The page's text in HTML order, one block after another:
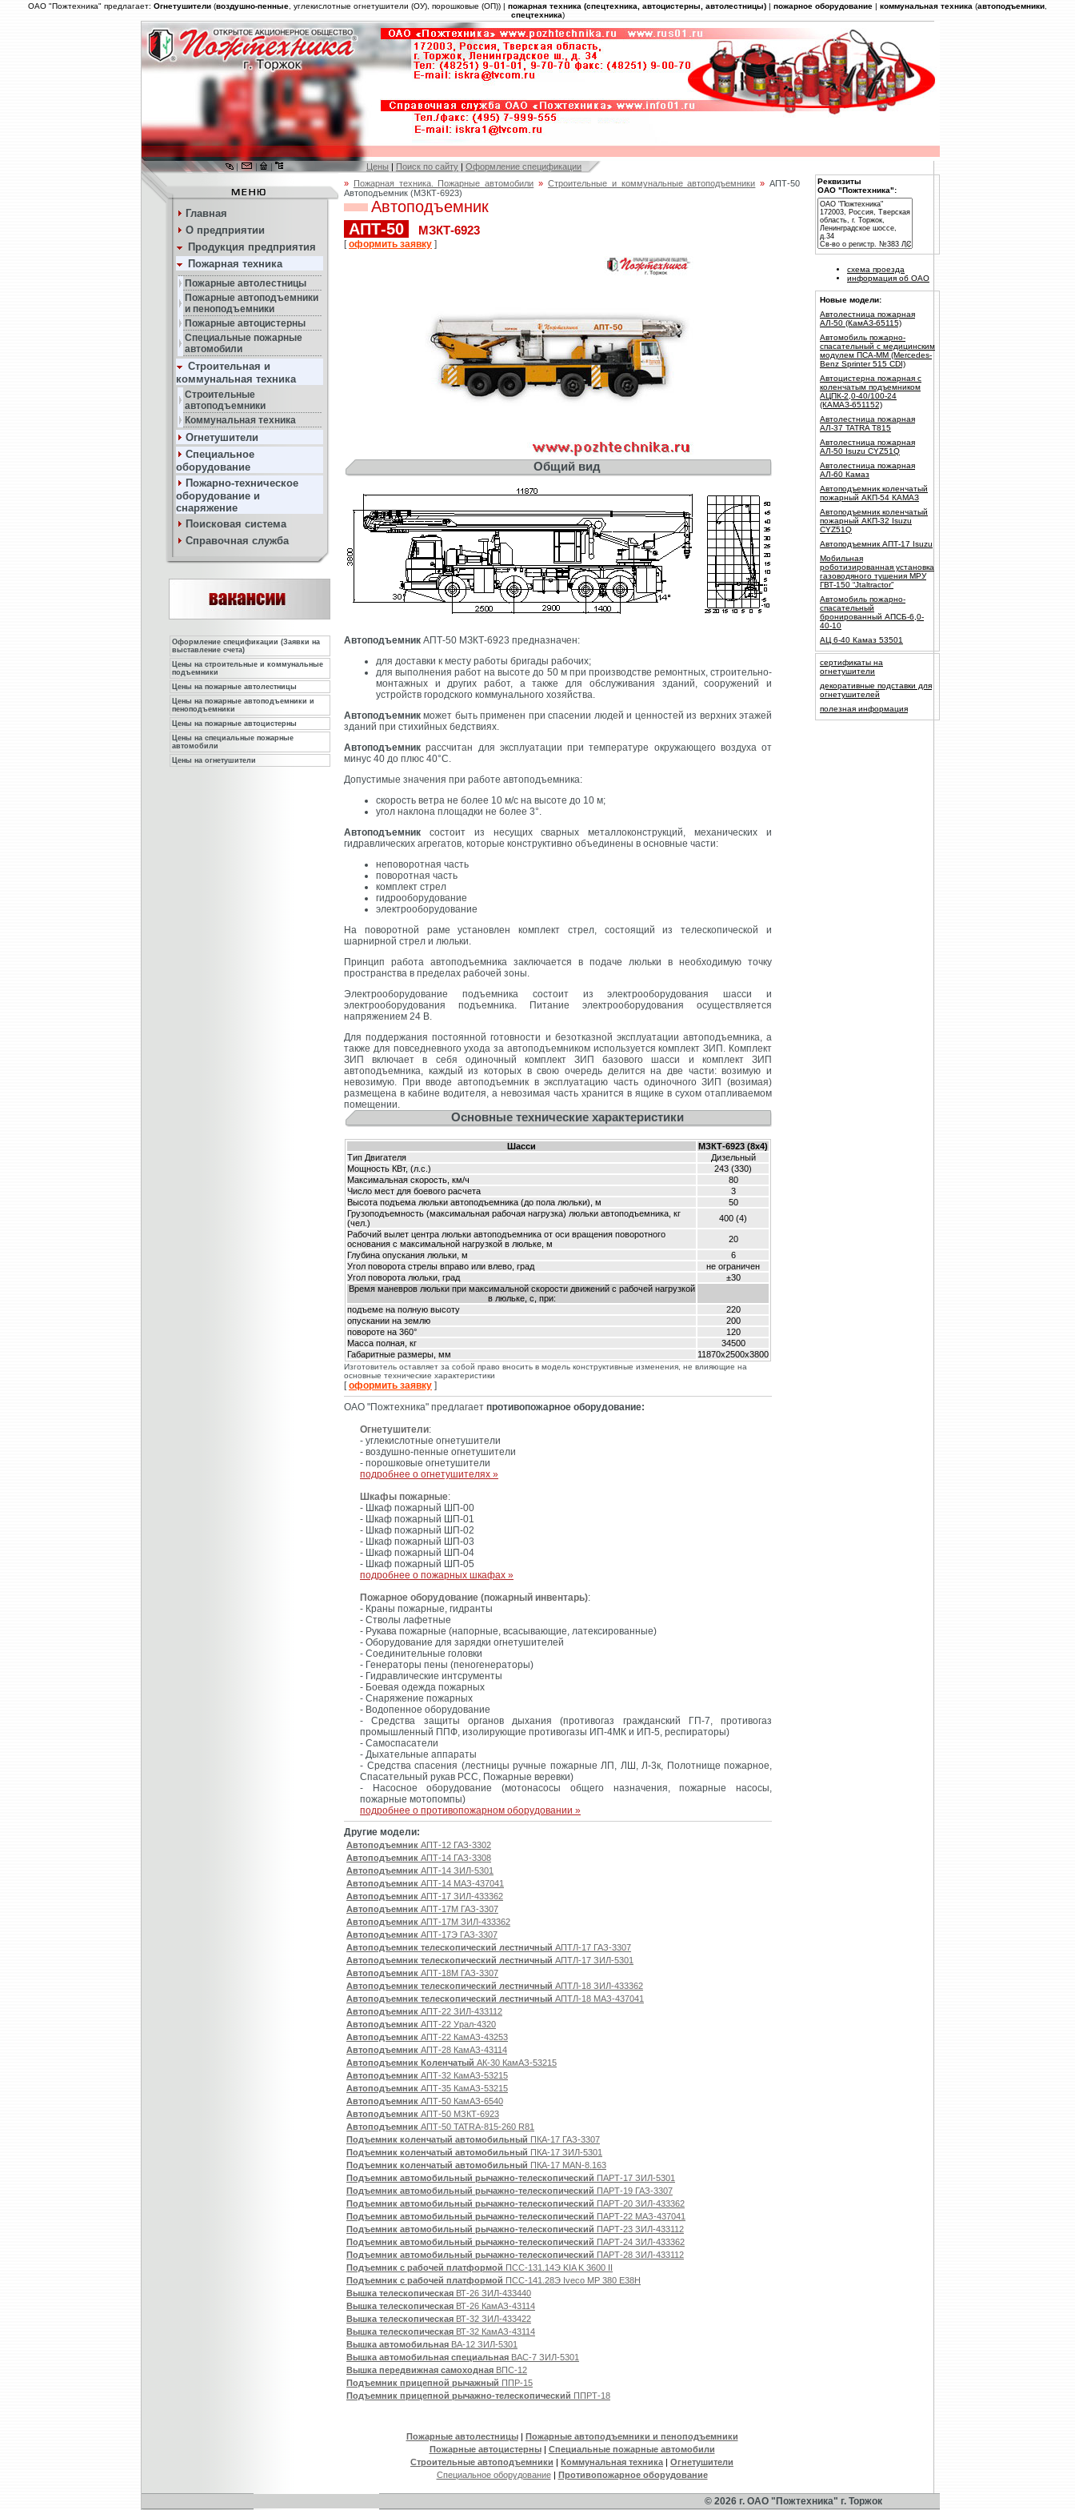
ОАО "Пожтехника" предлагает: Огнетушители (воздушно-пенные , углекислотные огнетушители (ОУ), порошковые (ОП)) | пожарная техника (спецтехника, автоцистерны, автолестницы) | пожарное оборудование | коммунальная техника (автоподъемники
спецтехника)
| | | Цены | Поиск по сайту | Оформление спецификации
Главная
О предприятии
Продукция предприятия
Пожарная техника
Пожарные автолестницы
Пожарные автоподъемники
и пеноподъемники
Пожарные автоцистерны
Специальные пожарные
автомобили
Строительная и
коммунальная техника
Строительные
автоподъемники
Коммунальная техника
Огнетушители
Специальное
оборудование
Пожарно-техническое
оборудование и
снаряжение
Поисковая система
Справочная служба
Оформление спецификации (Заявки на
выставление счета)
Цены на строительные и коммунальные
подъемники
Цены на пожарные автолестницы
Цены на пожарные автоподъемники и
пеноподъемники
Цены на пожарные автоцистерны
Цены на специальные пожарные
автомобили
Цены на огнетушители
» Пожарная техника. Пожарные автомобили » Строительные и коммунальные автоподъемники » АПТ-50
Автоподъемник (МЗКТ-6923)
Автоподъемник
АПТ-50
МЗКТ-6923
[оформить заявку ]
Общий вид
Автоподъемник АПТ-50 МЗКТ-6923 предназначен:
для доставки к месту работы бригады рабочих;
для выполнения работ на высоте до 50 м при производстве ремонтных, строительно-
монтажных и других работ, а также для обслуживания зданий, сооружений и
устройств городского коммунального хозяйства.
Автоподъемник может быть применен при спасении людей и ценностей из верхних этажей
зданий при стихийных бедствиях.
Автоподъемник рассчитан для эксплуатации при температуре окружающего воздуха от
минус 40 до плюс 40°С.
Допустимые значения при работе автоподъемника:
скорость ветра не более 10 м/с на высоте до 10 м;
угол наклона площадки не более 3°.
Автоподъемник состоит из несущих сварных металлоконструкций, механических и
гидравлических агрегатов, которые конструктивно объединены в основные части:
неповоротная часть
поворотная часть
комплект стрел
гидрооборудование
электрооборудование
На поворотной раме установлен комплект стрел, состоящий из телескопической и
шарнирной стрел и люльки.
Принцип работа автоподъемника заключается в подаче люльки в необходимую точку
пространства в пределах рабочей зоны.
Электрооборудование подъемника состоит из электрооборудования шасси и
электрооборудования подъемника. Питание электрооборудования осуществляется
напряжением 24 В.
Для поддержания постоянной готовности и безотказной эксплуатации автоподъемника, а
также для повседневного ухода за автоподъемником используется комплект ЗИП. Комплект
ЗИП включает в себя одиночный комплект ЗИП базового шасси и комплект ЗИП
автоподъемника, каждый из которых в свою очередь делится на две части: возимую и
невозимую. При вводе автоподъемник в эксплуатацию часть одиночного ЗИП (возимая)
размещена в кабине водителя, а невозимая часть хранится в ящике в сухом отапливаемом
помещении.
Основные технические характеристики
Шасси
МЗКТ-6923 (8х4)
Тип Двигателя
Дизельный
Мощность КВт, (л.с.)
243 (330)
Максимальная скорость, км/ч
80
Число мест для боевого расчета
3
Высота подъема люльки автоподъемника (до пола люльки), м
50
Грузоподъемность (максимальная рабочая нагрузка) люльки автоподъемника, кг
(чел.)
400 (4)
Рабочий вылет центра люльки автоподъемника от оси вращения поворотного
основания с максимальной нагрузкой в люльке, м
20
Глубина опускания люльки, м
6
Угол поворота стрелы вправо или влево, град
не ограничен
Угол поворота люльки, град
±30
Время маневров люльки при максимальной скорости движений с рабочей нагрузкой
в люльке, с, при:
подъеме на полную высоту
220
опускании на землю
200
повороте на 360°
120
Масса полная, кг
34500
Габаритные размеры, мм
11870x2500x3800
Изготовитель оставляет за собой право вносить в модель конструктивные изменения, не влияющие на
основные технические характеристики
[оформить заявку ]
ОАО "Пожтехника" предлагает противопожарное оборудование:
Огнетушители:
- углекислотные огнетушители
- воздушно-пенные огнетушители
- порошковые огнетушители
подробнее о огнетушителях »
Шкафы пожарные:
- Шкаф пожарный ШП-00
- Шкаф пожарный ШП-01
- Шкаф пожарный ШП-02
- Шкаф пожарный ШП-03
- Шкаф пожарный ШП-04
- Шкаф пожарный ШП-05
подробнее о пожарных шкафах »
Пожарное оборудование (пожарный инвентарь):
- Краны пожарные, гидранты
- Стволы лафетные
- Рукава пожарные (напорные, всасывающие, латексированные)
- Оборудование для зарядки огнетушителей
- Соединительные головки
- Генераторы пены (пеногенераторы)
- Гидравлические интсрументы
- Боевая одежда пожарных
- Снаряжение пожарных
- Водопенное оборудование
- Средства защиты органов дыхания (противогаз гражданский ГП-7, противогаз
промышленный ППФ, изолирующие противогазы ИП-4МК и ИП-5, респираторы)
- Самоспасатели
- Дыхательные аппараты
- Средства спасения (лестницы ручные пожарные ЛП, ЛШ, Л-3к, Полотнище пожарное,
Спасательный рукав РСС, Пожарные веревки)
- Насосное оборудование (мотонасосы общего назначения, пожарные насосы,
пожарные мотопомпы)
подробнее о противопожарном оборудовании »
Другие модели:
Автоподъемник АПТ-12 ГАЗ-3302
Автоподъемник АПТ-14 ГАЗ-3308
Автоподъемник АПТ-14 ЗИЛ-5301
Автоподъемник АПТ-14 МАЗ-437041
Автоподъемник АПТ-17 ЗИЛ-433362
Автоподъемник АПТ-17М ГАЗ-3307
Автоподъемник АПТ-17М ЗИЛ-433362
Автоподъемник АПТ-17Э ГАЗ-3307
Автоподъемник телескопический лестничный АПТЛ-17 ГАЗ-3307
Автоподъемник телескопический лестничный АПТЛ-17 ЗИЛ-5301
Автоподъемник АПТ-18М ГАЗ-3307
Автоподъемник телескопический лестничный АПТЛ-18 ЗИЛ-433362
Автоподъемник телескопический лестничный АПТЛ-18 МАЗ-437041
Автоподъемник АПТ-22 ЗИЛ-433112
Автоподъемник АПТ-22 Урал-4320
Автоподъемник АПТ-22 КамАЗ-43253
Автоподъемник АПТ-28 КамАЗ-43114
Автоподъемник Коленчатый АК-30 КамАЗ-53215
Автоподъемник АПТ-32 КамАЗ-53215
Автоподъемник АПТ-35 КамАЗ-53215
Автоподъемник АПТ-50 КамАЗ-6540
Автоподъемник АПТ-50 МЗКТ-6923
Автоподъемник АПТ-50 TATRA-815-260 R81
Подъемник коленчатый автомобильный ПКА-17 ГАЗ-3307
Подъемник коленчатый автомобильный ПКА-17 ЗИЛ-5301
Подъемник коленчатый автомобильный ПКА-17 MAN-8.163
Подъемник автомобильный рычажно-телескопический ПАРТ-17 ЗИЛ-5301
Подъемник автомобильный рычажно-телескопический ПАРТ-19 ГАЗ-3307
Подъемник автомобильный рычажно-телескопический ПАРТ-20 ЗИЛ-433362
Подъемник автомобильный рычажно-телескопический ПАРТ-22 МАЗ-437041
Подъемник автомобильный рычажно-телескопический ПАРТ-23 ЗИЛ-433112
Подъемник автомобильный рычажно-телескопический ПАРТ-24 ЗИЛ-433362
Подъемник автомобильный рычажно-телескопический ПАРТ-28 ЗИЛ-433112
Подъемник с рабочей платформой ПСС-131.14Э KIA K 3600 II
Подъемник с рабочей платформой ПСС-141.28Э Iveco МР 380 Е38Н
Вышка телескопическая ВТ-26 ЗИЛ-433440
Вышка телескопическая ВТ-26 КамАЗ-43114
Вышка телескопическая ВТ-32 ЗИЛ-433422
Вышка телескопическая ВТ-32 КамАЗ-43114
Вышка автомобильная ВА-12 ЗИЛ-5301
Вышка автомобильная специальная ВАС-7 ЗИЛ-5301
Вышка передвижная самоходная ВПС-12
Подъемник прицепной рычажный ППР-15
Подъемник прицепной рычажно-телескопический ППРТ-18
Пожарные автолестницы| Пожарные автоподъемники и пеноподъемники
Пожарные автоцистерны| Специальные пожарные автомобили
Строительные автоподъемники | Коммунальная техника | Огнетушители
Специальное оборудование| Противопожарное оборудование
Реквизиты
ОАО "Пожтехника":
схема проезда
информация об ОАО
Новые модели:
Автолестница пожарная
АЛ-50 (КамАЗ-65115)
Автомобиль пожарно-
спасательный с медицинским
модулем ПСА-ММ (Mercedes-
Benz Sprinter 515 CDI)
Автоцистерна пожарная с
коленчатым подъемником
АЦПК-2,0-40/100-24
(КАМАЗ-651152)
Автолестница пожарная
АЛ-37 TATRA T815
Автолестница пожарная
АЛ-50 Isuzu CYZ51Q
Автолестница пожарная
АЛ-60 Камаз
Автоподъемник коленчатый
пожарный АКП-54 КАМАЗ
Автоподъемник коленчатый
пожарный АКП-32 Isuzu
CYZ51Q
Автоподъемник АПТ-17 Isuzu
Мобильная
роботизированная установка
газоводяного тушения МРУ
ГВТ-150 “Jtaltractor”
Автомобиль пожарно-
спасательный
бронированный АПСБ-6,0-
40-10
АЦ 6-40 Камаз 53501
сертификаты на
огнетушители
декоративные подставки для
огнетушителей
полезная информация
© 2026 г. ОАО "Пожтехника" г. Торжок